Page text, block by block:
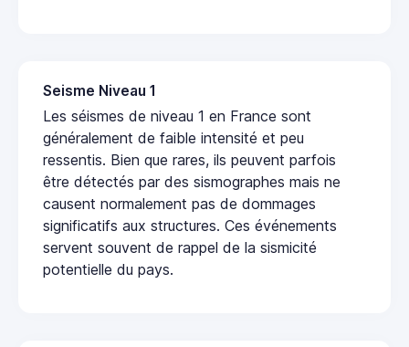
Seisme Niveau 1
Les séismes de niveau 1 en France sont
généralement de faible intensité et peu
ressentis. Bien que rares, ils peuvent parfois
être détectés par des sismographes mais ne
causent normalement pas de dommages
significatifs aux structures. Ces événements
servent souvent de rappel de la sismicité
potentielle du pays.